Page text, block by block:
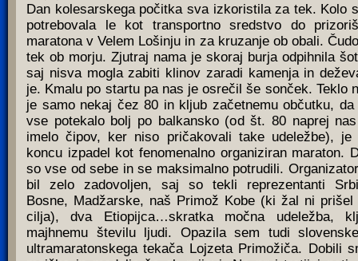
Dan kolesarskega počitka sva izkoristila za tek. Kolo
potrebovala le kot transportno sredstvo do
maratona v Velem Lošinju in za kruzanje ob obali.
tek ob morju. Zjutraj nama je skoraj burja odpihnila
saj nisva mogla zabiti klinov zaradi kamenja in
je. Kmalu po startu pa nas je osrečil še sonček. Teklo
je samo nekaj čez 80 in kljub začetnemu občutku, da
vse potekalo bolj po balkansko (od št. 80 naprej
imelo čipov, ker niso pričakovali take udeležbe), je
koncu izpadel kot fenomenalno organiziran maraton.
so vse od sebe in se maksimalno potrudili.
bil zelo zadovoljen, saj so tekli reprezentanti
Bosne, Madžarske, naš Primož Kobe (ki žal ni prišel
cilja), dva Etiopijca…skratka močna udeležba,
majhnemu številu ljudi. Opazila sem tudi
ultramaratonskega tekača Lojzeta Primožiča. Dobili